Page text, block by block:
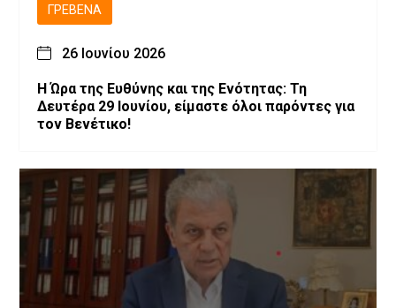
ΓΡΕΒΕΝΆ
26 Ιουνίου 2026
Η Ώρα της Ευθύνης και της Ενότητας: Τη
Δευτέρα 29 Ιουνίου, είμαστε όλοι παρόντες για
τον Βενέτικο!